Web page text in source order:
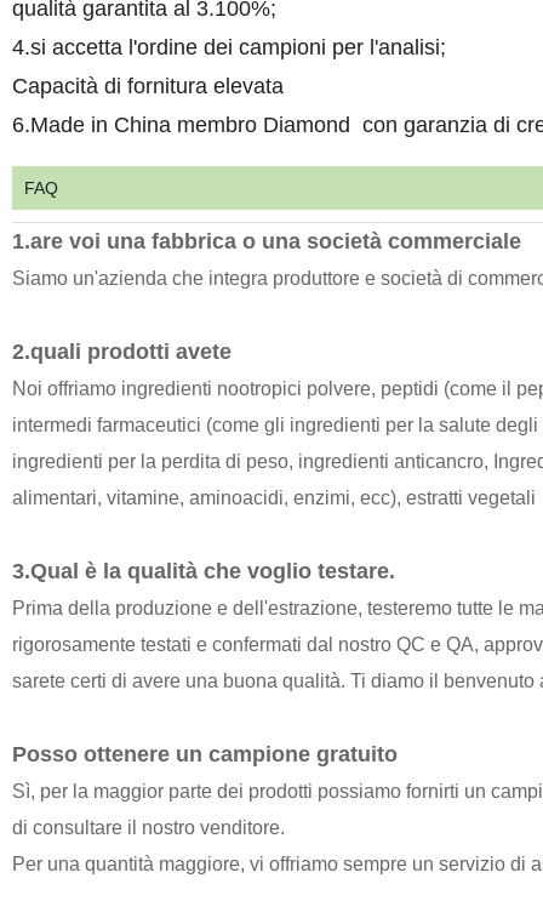
qualità garantita al 3.100%;
4.si accetta l'ordine dei campioni per l'analisi;
Capacità di fornitura elevata
6.Made in China membro Diamond con garanzia di
FAQ
1.are voi una fabbrica o una società commerciale
Siamo un'azienda che integra produttore e società di
2.quali prodotti avete
Noi offriamo ingredienti nootropici polvere, peptidi (come il
intermedi farmaceutici (come gli ingredienti per la salute
ingredienti per la perdita di peso, ingredienti anticancro,
alimentari, vitamine, aminoacidi, enzimi, ecc), estratti vegetali
3.Qual è la qualità che voglio testare.
Prima della produzione e dell'estrazione, testeremo tutte le
rigorosamente testati e confermati dal nostro QC e QA,
sarete certi di avere una buona qualità. Ti diamo il
Posso ottenere un campione gratuito
Sì, per la maggior parte dei prodotti possiamo fornirti un
di consultare il nostro venditore.
Per una quantità maggiore, vi offriamo sempre un servizio di